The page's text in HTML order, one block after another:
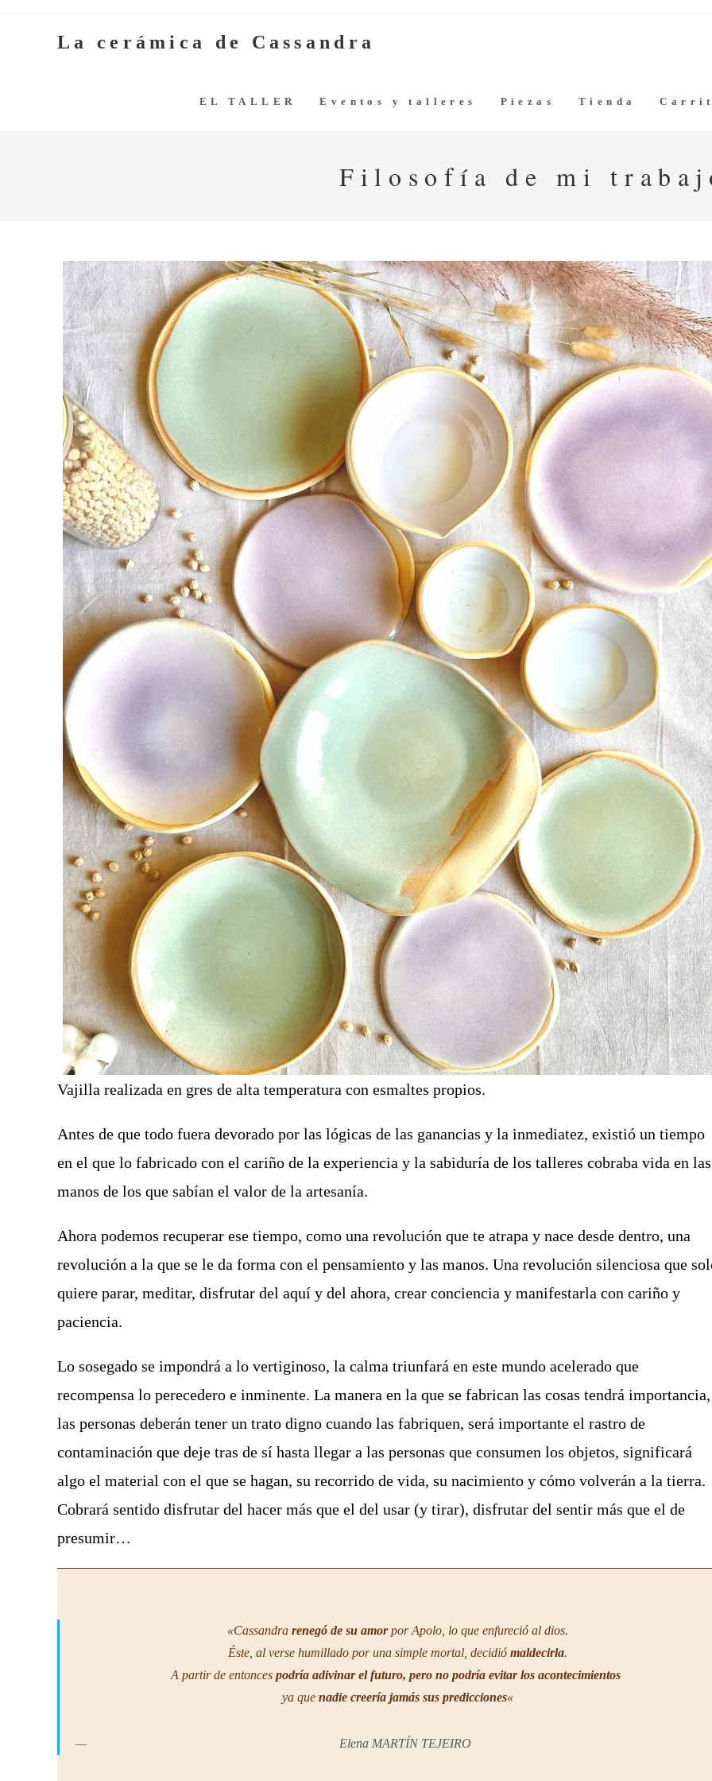
La cerámica de Cassandra
EL TALLER Eventos y talleres Piezas Tienda
Filosofía de mi
Vajilla realizada en gres de alta temperatura con esmaltes propios.
Antes de que todo fuera devorado por las lógicas de las ganancias y la inmediatez, existió un tiempo
en el que lo fabricado con el cariño de la experiencia y la sabiduría de los talleres cobraba vida en las
manos de los que sabían el valor de la artesanía.
Ahora podemos recuperar ese tiempo, como una revolución que te atrapa y nace desde dentro, una
revolución a la que se le da forma con el pensamiento y las manos. Una revolución silenciosa que
quiere parar, meditar, disfrutar del aquí y del ahora, crear conciencia y manifestarla con cariño y
paciencia.
Lo sosegado se impondrá a lo vertiginoso, la calma triunfará en este mundo acelerado que
recompensa lo perecedero e inminente. La manera en la que se fabrican las cosas tendrá importancia,
las personas deberán tener un trato digno cuando las fabriquen, será importante el rastro de
contaminación que deje tras de sí hasta llegar a las personas que consumen los objetos, significará
algo el material con el que se hagan, su recorrido de vida, su nacimiento y cómo volverán a la tierra.
Cobrará sentido disfrutar del hacer más que el del usar (y tirar), disfrutar del sentir más que el de
presumir…
«Cassandra renegó de su amorpor Apolo, lo que enfureció al dios.
Éste, al verse humillado por una simple mortal, decidió maldecirla.
A partir de entonces podría adivinar el futuro, pero no podría evitar los acontecimientos
ya que nadie creería jamás sus predicciones«
Elena MARTÍN TEJEIRO